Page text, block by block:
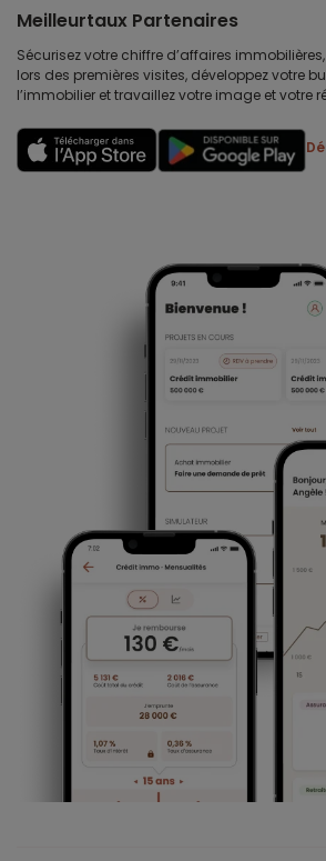
Meilleurtaux Partenaires
Sécurisez votre chiffre d’affaires
lors des premières visites, développez votre
l’immobilier et travaillez votre image et votre